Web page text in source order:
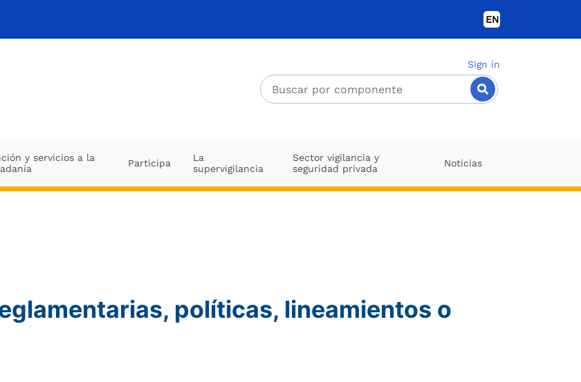
EN
Sign in
y servicios a la
Participa
La
supervigilancia
Sector vigilancia y
seguridad privada
Noticias
políticas, lineamientos o